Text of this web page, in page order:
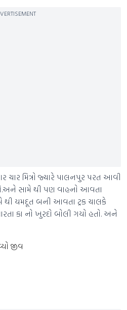
ચાર મિત્રો જ્યારે પાલનપુર પરત આવી
સામે થી પણ વાહનો આવતા
થી યમદૂત બની આવતા ટ્રક ચાલકે
કા નો ખુરદો બોલી ગયો હતો. અને
જીવ